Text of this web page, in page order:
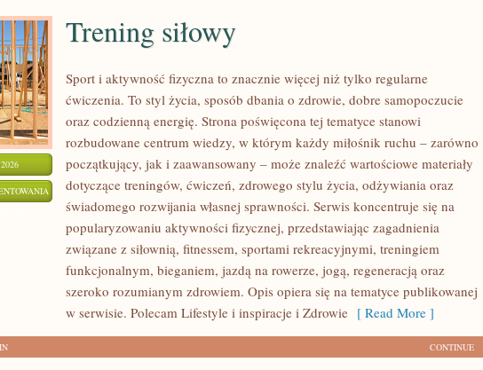
TRENING
SIŁOWY
Trening siłowy
Sport i aktywność fizyczna to znacznie więcej niż tylko regularne
ćwiczenia. To styl życia, sposób dbania o zdrowie, dobre samopoczucie
oraz codzienną energię. Strona poświęcona tej tematyce stanowi
rozbudowane centrum wiedzy, w którym każdy miłośnik ruchu – zarówno
początkujący, jak i zaawansowany – może znaleźć wartościowe materiały
dotyczące treningów, ćwiczeń, zdrowego stylu życia, odżywiania oraz
świadomego rozwijania własnej sprawności. Serwis koncentruje się na
popularyzowaniu aktywności fizycznej, przedstawiając zagadnienia
związane z siłownią, fitnessem, sportami rekreacyjnymi, treningiem
funkcjonalnym, bieganiem, jazdą na rowerze, jogą, regeneracją oraz
szeroko rozumianym zdrowiem. Opis opiera się na tematyce publikowanej
w serwisie. Polecam Lifestyle i inspiracje i Zdrowie [ Read More ]
CONTINUE